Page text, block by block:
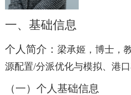
一、 基础信息
个人简介： 梁承姬，博士，
源配置/分派优化与模拟、港
（一）个人基础信息